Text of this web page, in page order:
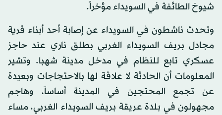
شيوخ الطائفة في السويداء مؤخراً.
وتحدث ناشطون في السويداء عن إصابة أحد أبناء قرية
مجادل بريف السويداء الغربي بطلق ناري عند حاجز
عسكري تابع للنظام في مدخل مدينة شهبا. وتشير
المعلومات أن الحادثة لا علاقة لها بالاحتجاجات وبعيدة
عن تجمع المحتجين في المدينة أساساً، وهاجم
مجهولون في بلدة عريقة بريف السويداء الغربي، مساء